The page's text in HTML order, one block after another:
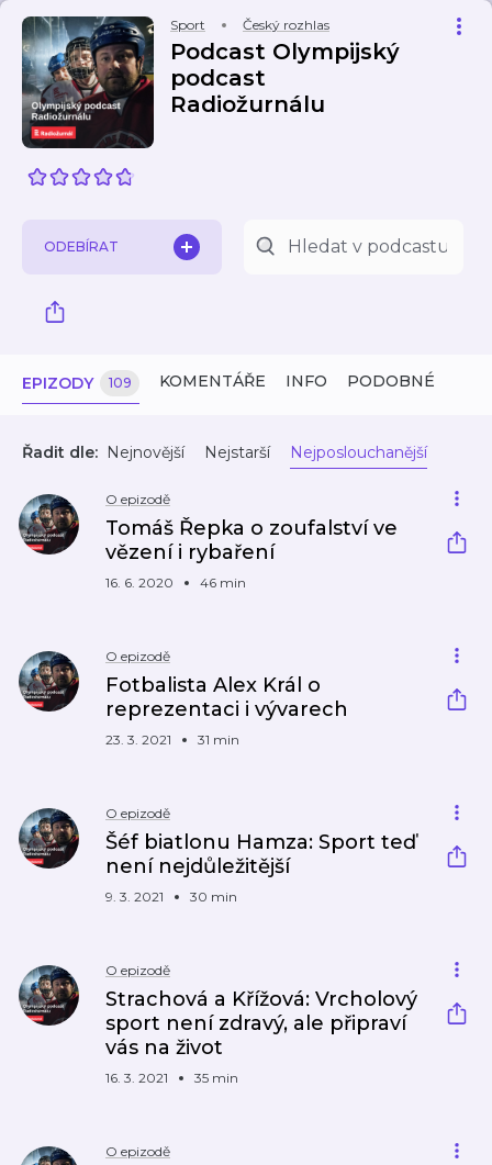
Sport Český rozhlas
Podcast Olympijský
podcast
Radiožurnálu
ODEBÍRAT
EPIZODY 109 KOMENTÁŘE INFO PODOBNÉ
Řadit dle: Nejnovější Nejstarší Nejposlouchanější
O epizodě
Tomáš Řepka o zoufalství ve
vězení i rybaření
16. 6. 2020 46 min
O epizodě
Fotbalista Alex Král o
reprezentaci i vývarech
23. 3. 2021 31 min
O epizodě
Šéf biatlonu Hamza: Sport teď
není nejdůležitější
9. 3. 2021 30 min
O epizodě
Strachová a Křížová: Vrcholový
sport není zdravý, ale připraví
vás na život
16. 3. 2021 35 min
O epizodě